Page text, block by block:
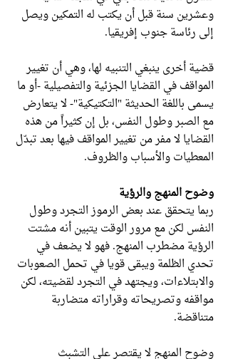
وعشرين سنة قبل أن يكتب له التمكين ويصل
إلى رئاسة جنوب إفريقيا.
قضية أخرى ينبغي التنبيه لها، وهي أن تغيير
المواقف في القضايا الجزئية والتفصيلية -أو ما
يسمى باللغة الحديثة "التكتيكية"- لا يتعارض
مع الصبر وطول النفس، بل إن كثيراً من هذه
القضايا لا مفر من تغيير المواقف فيها بعد تبدّل
المعطيات والأسباب والظروف.
وضوح المنهج والرؤية
ربما يتحقق عند بعض الرموز التجرد وطول
النفس لكن مع مرور الوقت يتبين أنه مشتت
الرؤية مضطرب المنهج. فهو لا يضعف في
تحدي الظلمة ويبقى قويا في تحمل الصعوبات
والابتلاءات، ويجتهد في التجرد لقضيته، لكن
مواقفه وتصريحاته وقراراته متضاربة
متناقضة.
وضوح المنهج لا يقتصر على التشبث